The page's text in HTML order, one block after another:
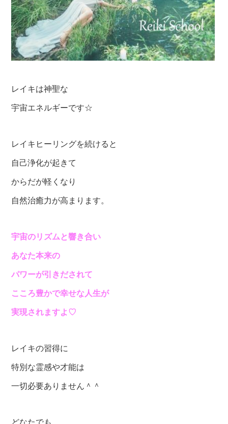
レイキは神聖な
宇宙エネルギーです☆
レイキヒーリングを続けると
自己浄化が起きて
からだが軽くなり
自然治癒力が高まります。
宇宙のリズムと響き合い
あなた本来の
パワーが引きだされて
こころ豊かで幸せな人生が
実現されますよ♡
レイキの習得に
特別な霊感や才能は
一切必要ありません＾＾
どなたでも